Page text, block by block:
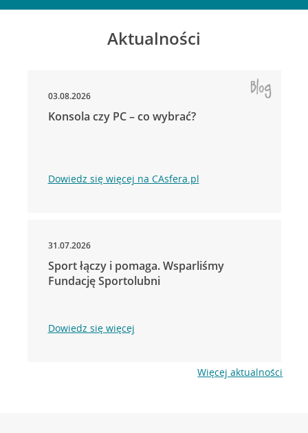
Aktualności
03.08.2026
Konsola czy PC – co wybrać?
Dowiedz się więcej na CAsfera.pl
31.07.2026
Sport łączy i pomaga. Wsparliśmy
Fundację Sportolubni
Dowiedz się więcej
Więcej aktualności